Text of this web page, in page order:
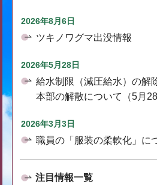
2026年8月6日
ツキノワグマ出没情報
2026年5月28日
給水制限（減圧給水）の解
本部の解散について（5月28
2026年3月3日
職員の「服装の柔軟化」に
注目情報一覧